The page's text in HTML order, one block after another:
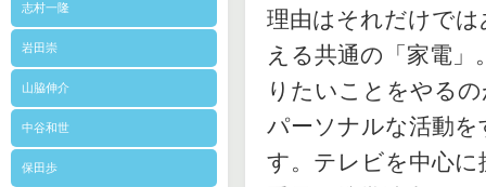
志村一隆
岩田崇
山脇伸介
中谷和世
保田歩
理由はそれだけで
える共通の「家電
りたいことをやる
パーソナルな活動
す。テレビを中心